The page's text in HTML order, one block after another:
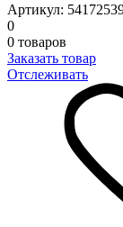
Артикул:
0
0 товаров
Заказать товар
Отслеживать